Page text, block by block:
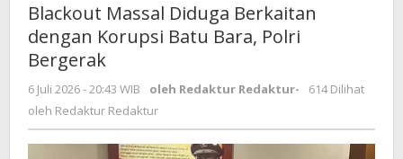
Blackout Massal Diduga Berkaitan
dengan Korupsi Batu Bara, Polri
Bergerak
6 Juli 2026 - 20:43 WIB oleh Redaktur Redaktur-
614 Dilihat
oleh Redaktur Redaktur